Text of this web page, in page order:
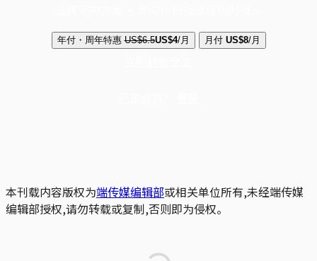
年付・周年特惠 US$6.5US$4/月 月付 US$8/月
本刊载内容版权为端传媒编辑部或相关单位所有,未经端传媒
编辑部授权,请勿转载或复制,否则即为侵权。